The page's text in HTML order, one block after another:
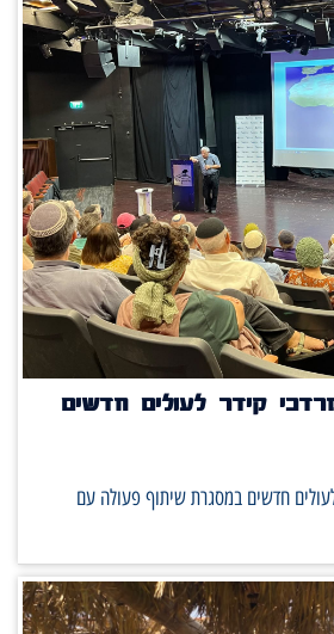
קידר לעולים חדשים
חדשים במסגרת שיתוף פעולה עם